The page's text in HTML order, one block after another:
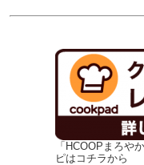
「HCOOPまろや
ピはコチラから